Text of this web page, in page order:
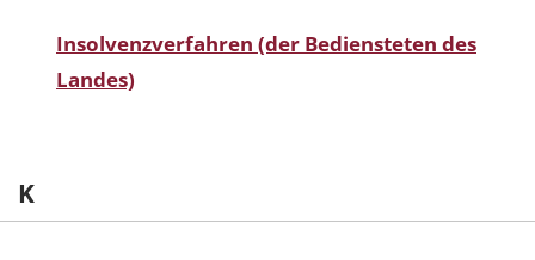
Insolvenzverfahren (der Bediensteten des
Landes)
K